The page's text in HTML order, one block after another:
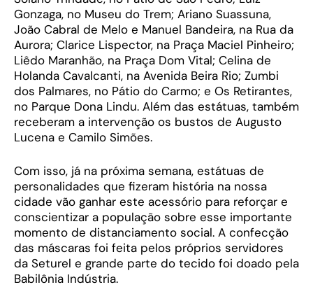
Gonzaga, no Museu do Trem; Ariano Suassuna,
João Cabral de Melo e Manuel Bandeira, na Rua da
Aurora; Clarice Lispector, na Praça Maciel Pinheiro;
Liêdo Maranhão, na Praça Dom Vital; Celina de
Holanda Cavalcanti, na Avenida Beira Rio; Zumbi
dos Palmares, no Pátio do Carmo; e Os Retirantes,
no Parque Dona Lindu. Além das estátuas, também
receberam a intervenção os bustos de Augusto
Lucena e Camilo Simões.
Com isso, já na próxima semana, estátuas de
personalidades que fizeram história na nossa
cidade vão ganhar este acessório para reforçar e
conscientizar a população sobre esse importante
momento de distanciamento social. A confecção
das máscaras foi feita pelos próprios servidores
da Seturel e grande parte do tecido foi doado pela
Babilônia Indústria.